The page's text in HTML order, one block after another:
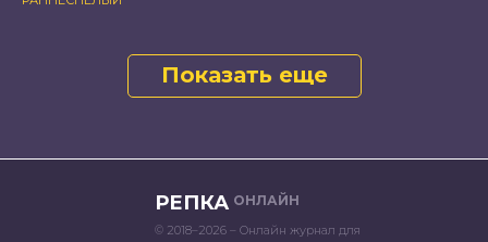
Показать еще
РЕПКА ОНЛАЙН
© 2018–2026 – Онлайн журнал для